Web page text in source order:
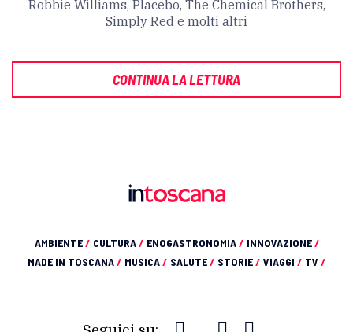
Robbie Williams, Placebo, The Chemical Brothers,
Simply Red e molti altri
CONTINUA LA LETTURA
AMBIENTE/ CULTURA/ ENOGASTRONOMIA/ INNOVAZIONE/
MADE IN TOSCANA/ MUSICA/ SALUTE/ STORIE/ VIAGGI / TV /